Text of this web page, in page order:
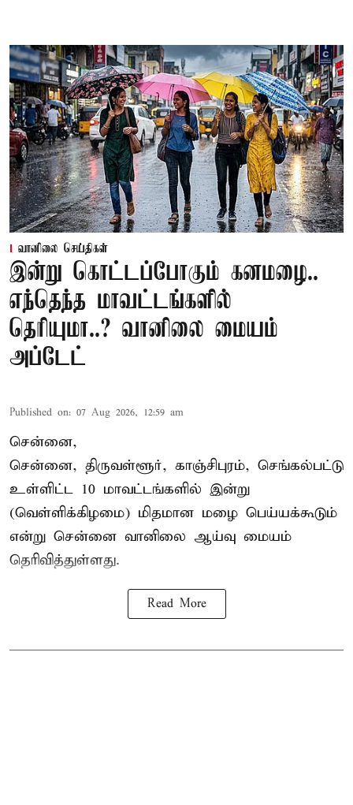
வானிலை செய்திகள்
இன்று கொட்டப்போகும் கனமழை..
எந்தெந்த மாவட்டங்களில்
தெரியுமா..? வானிலை மையம்
அப்டேட்
Published on: 07 Aug 2026, 12:59 am
சென்னை,
சென்னை, திருவள்ளூர், காஞ்சிபுரம், செங்கல்பட்டு
உள்ளிட்ட 10 மாவட்டங்களில் இன்று
(வெள்ளிக்கிழமை) மிதமான மழை பெய்யக்கூடும்
என்று சென்னை வானிலை ஆய்வு மையம்
தெரிவித்துள்ளது.
Read More